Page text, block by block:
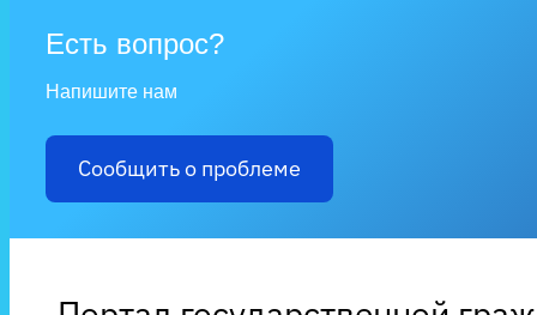
Есть вопрос?
Напишите нам
Сообщить о проблеме